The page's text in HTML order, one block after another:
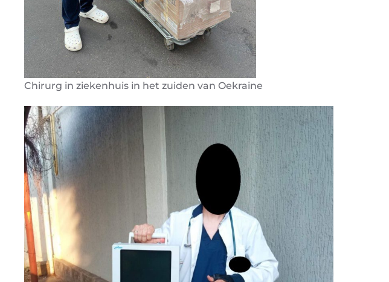
Chirurg in ziekenhuis in het zuiden van Oekraine